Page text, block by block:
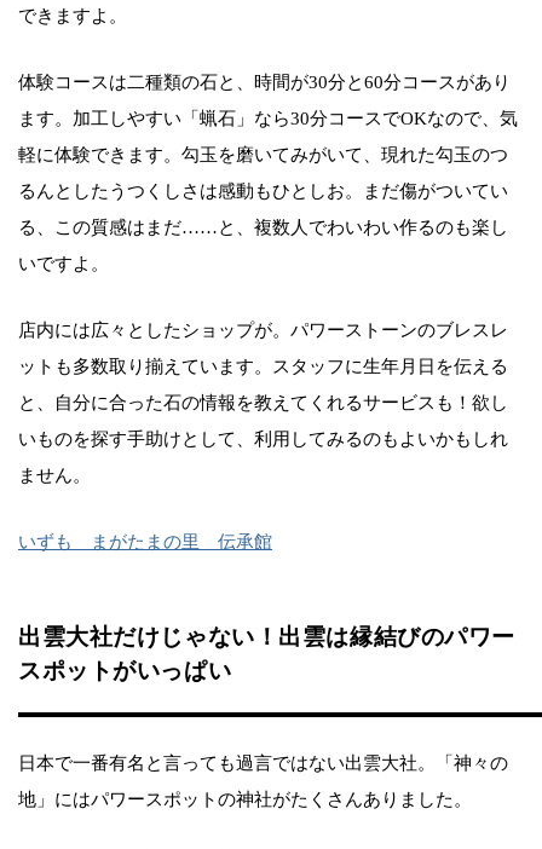
できますよ。
体験コースは二種類の石と、時間が30分と60分コースがあり
ます。加工しやすい「蝋石」なら30分コースでOKなので、気
軽に体験できます。勾玉を磨いてみがいて、現れた勾玉のつ
るんとしたうつくしさは感動もひとしお。まだ傷がついてい
る、この質感はまだ……と、複数人でわいわい作るのも楽し
いですよ。
店内には広々としたショップが。パワーストーンのブレスレ
ットも多数取り揃えています。スタッフに生年月日を伝える
と、自分に合った石の情報を教えてくれるサービスも！欲し
いものを探す手助けとして、利用してみるのもよいかもしれ
ません。
いずも まがたまの里 伝承館
出雲大社だけじゃない！出雲は縁結びのパワー
スポットがいっぱい
日本で一番有名と言っても過言ではない出雲大社。「神々の
地」にはパワースポットの神社がたくさんありました。